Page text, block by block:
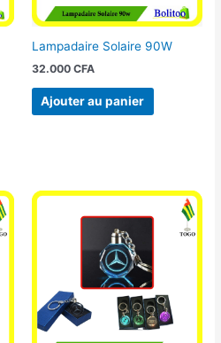
Lampadaire Solaire 90W
32.000 CFA
Ajouter au panier